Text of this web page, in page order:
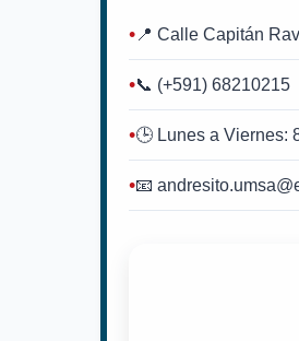
📍 Calle Capitán
📞 (+591) 68210215
🕒 Lunes a Viernes:
📧